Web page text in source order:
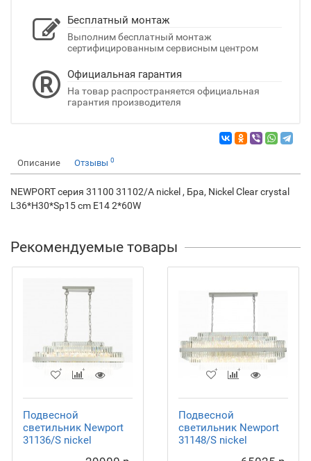
Бесплатный монтаж
Выполним бесплатный монтаж
сертифицированным сервисным центром
Официальная гарантия
На товар распространяется официальная
гарантия производителя
Описание Отзывы 0
NEWPORT серия 31100 31102/A nickel , Бра, Nickel Clear crystal
L36*H30*Sp15 cm E14 2*60W
Рекомендуемые товары
Подвесной
светильник Newport
31136/S nickel
Подвесной
светильник Newport
31148/S nickel